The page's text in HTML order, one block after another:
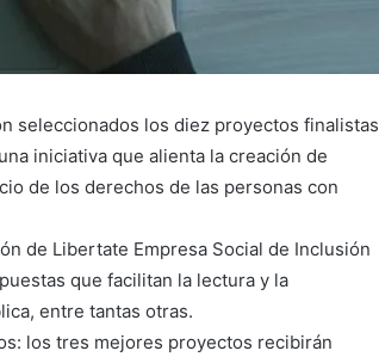
seleccionados los diez proyectos finalistas
iniciativa que alienta la creación de
de los derechos de las personas con
de Libertate Empresa Social de Inclusión
que facilitan la lectura y la
entre tantas otras.
los tres mejores proyectos recibirán